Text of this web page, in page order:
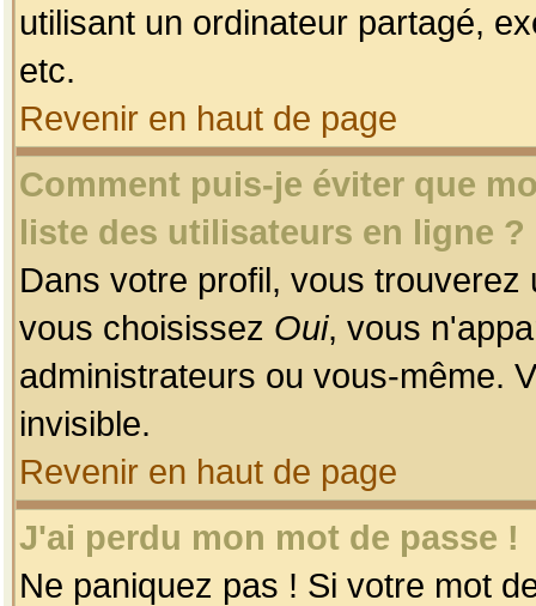
utilisant un ordinateur partagé,
etc.
Revenir en haut de page
Comment puis-je éviter que
liste des utilisateurs en ligne ?
Dans votre profil, vous
vous choisissez Oui, vous
administrateurs ou vous-même.
invisible.
Revenir en haut de page
J'ai perdu mon mot de passe !
Ne paniquez pas ! Si votre mot